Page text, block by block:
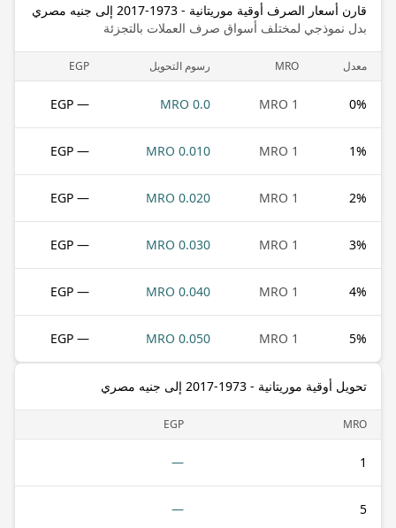
قارن أسعار الصرف أوقية موريتانية - 1973-2017 إلى جنيه مصري
بدل نموذجي لمختلف أسواق صرف العملات بالتجزئة
معدل MRO رسوم التحويل EGP
0%
1 MRO
0.0 MRO
— EGP
1%
1 MRO
0.010 MRO
— EGP
2%
1 MRO
0.020 MRO
— EGP
3%
1 MRO
0.030 MRO
— EGP
4%
1 MRO
0.040 MRO
— EGP
5%
1 MRO
0.050 MRO
— EGP
تحويل أوقية موريتانية - 1973-2017 إلى جنيه مصري
MRO
EGP
1
—
5
—